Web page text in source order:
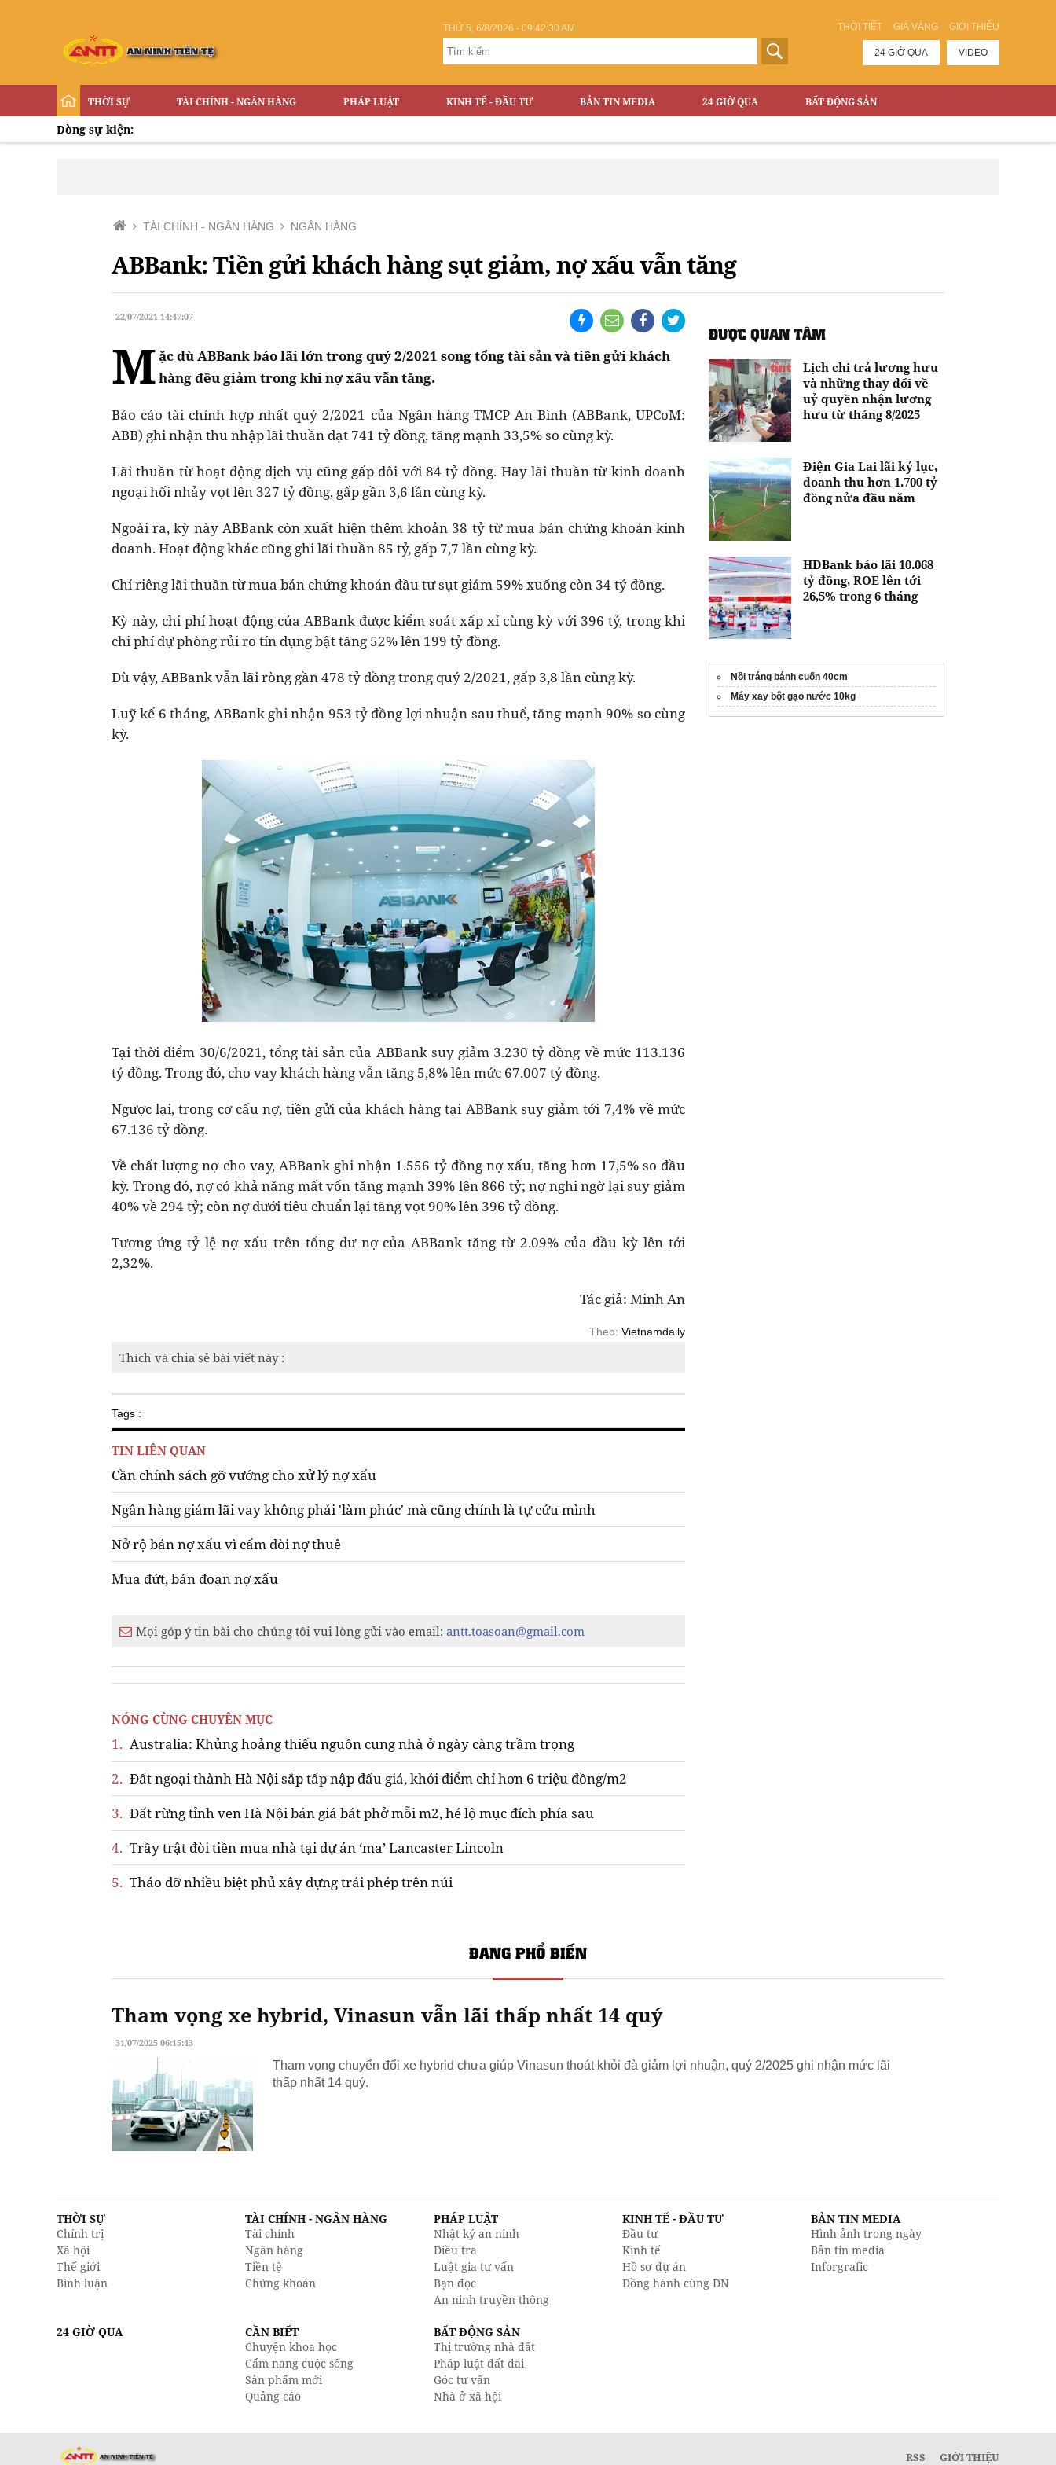
THỜI TIẾT GIÁ VÀNG GIỚI THIỆU
THỨ 5, 6/8/2026 - 09:42:31 AM
24 GIỜ QUA VIDEO
THỜI SỰ TÀI CHÍNH - NGÂN HÀNG PHÁP LUẬT KINH TẾ - ĐẦU TƯ BẢN TIN MEDIA 24 GIỜ QUA BẤT ĐỘNG SẢN
Dòng sự kiện:
TÀI CHÍNH - NGÂN HÀNG NGÂN HÀNG
ABBank: Tiền gửi khách hàng sụt giảm, nợ xấu vẫn tăng
22/07/2021 14:47:07
Mặc dù ABBank báo lãi lớn trong quý 2/2021 song tổng tài sản và tiền gửi khách
hàng đều giảm trong khi nợ xấu vẫn tăng.
Báo cáo tài chính hợp nhất quý 2/2021 của Ngân hàng TMCP An Bình (ABBank, UPCoM:
ABB) ghi nhận thu nhập lãi thuần đạt 741 tỷ đồng, tăng mạnh 33,5% so cùng kỳ.
Lãi thuần từ hoạt động dịch vụ cũng gấp đôi với 84 tỷ đồng. Hay lãi thuần từ kinh doanh
ngoại hối nhảy vọt lên 327 tỷ đồng, gấp gần 3,6 lần cùng kỳ.
Ngoài ra, kỳ này ABBank còn xuất hiện thêm khoản 38 tỷ từ mua bán chứng khoán kinh
doanh. Hoạt động khác cũng ghi lãi thuần 85 tỷ, gấp 7,7 lần cùng kỳ.
Chỉ riêng lãi thuần từ mua bán chứng khoán đầu tư sụt giảm 59% xuống còn 34 tỷ đồng.
Kỳ này, chi phí hoạt động của ABBank được kiểm soát xấp xỉ cùng kỳ với 396 tỷ, trong khi
chi phí dự phòng rủi ro tín dụng bật tăng 52% lên 199 tỷ đồng.
Dù vậy, ABBank vẫn lãi ròng gần 478 tỷ đồng trong quý 2/2021, gấp 3,8 lần cùng kỳ.
Luỹ kế 6 tháng, ABBank ghi nhận 953 tỷ đồng lợi nhuận sau thuế, tăng mạnh 90% so cùng
kỳ.
Tại thời điểm 30/6/2021, tổng tài sản của ABBank suy giảm 3.230 tỷ đồng về mức 113.136
tỷ đồng. Trong đó, cho vay khách hàng vẫn tăng 5,8% lên mức 67.007 tỷ đồng.
Ngược lại, trong cơ cấu nợ, tiền gửi của khách hàng tại ABBank suy giảm tới 7,4% về mức
67.136 tỷ đồng.
Về chất lượng nợ cho vay, ABBank ghi nhận 1.556 tỷ đồng nợ xấu, tăng hơn 17,5% so đầu
kỳ. Trong đó, nợ có khả năng mất vốn tăng mạnh 39% lên 866 tỷ; nợ nghi ngờ lại suy giảm
40% về 294 tỷ; còn nợ dưới tiêu chuẩn lại tăng vọt 90% lên 396 tỷ đồng.
Tương ứng tỷ lệ nợ xấu trên tổng dư nợ của ABBank tăng từ 2.09% của đầu kỳ lên tới
2,32%.
Tác giả: Minh An
Theo: Vietnamdaily
Thích và chia sẻ bài viết này :
Tags :
TIN LIÊN QUAN
Cần chính sách gỡ vướng cho xử lý nợ xấu
Ngân hàng giảm lãi vay không phải 'làm phúc' mà cũng chính là tự cứu mình
Nở rộ bán nợ xấu vì cấm đòi nợ thuê
Mua đứt, bán đoạn nợ xấu
Mọi góp ý tin bài cho chúng tôi vui lòng gửi vào email: antt.toasoan@gmail.com
NÓNG CÙNG CHUYÊN MỤC
1. Australia: Khủng hoảng thiếu nguồn cung nhà ở ngày càng trầm trọng
2. Đất ngoại thành Hà Nội sắp tấp nập đấu giá, khởi điểm chỉ hơn 6 triệu đồng/m2
3. Đất rừng tỉnh ven Hà Nội bán giá bát phở mỗi m2, hé lộ mục đích phía sau
4. Trầy trật đòi tiền mua nhà tại dự án ‘ma’ Lancaster Lincoln
5. Tháo dỡ nhiều biệt phủ xây dựng trái phép trên núi
ĐƯỢC QUAN TÂM
Lịch chi trả lương hưu
và những thay đổi về
uỷ quyền nhận lương
hưu từ tháng 8/2025
Điện Gia Lai lãi kỷ lục,
doanh thu hơn 1.700 tỷ
đồng nửa đầu năm
HDBank báo lãi 10.068
tỷ đồng, ROE lên tới
26,5% trong 6 tháng
Nồi tráng bánh cuốn 40cm
Máy xay bột gạo nước 10kg
ĐANG PHỔ BIẾN
Tham vọng xe hybrid, Vinasun vẫn lãi thấp nhất 14 quý
31/07/2025 06:15:43
Tham vọng chuyển đổi xe hybrid chưa giúp Vinasun thoát khỏi đà giảm lợi nhuận, quý 2/2025 ghi nhận mức lãi
thấp nhất 14 quý.
THỜI SỰ
Chính trị
Xã hội
Thế giới
Bình luận
TÀI CHÍNH - NGÂN HÀNG
Tài chính
Ngân hàng
Tiền tệ
Chứng khoán
PHÁP LUẬT
Nhật ký an ninh
Điều tra
Luật gia tư vấn
Bạn đọc
An ninh truyền thông
KINH TẾ - ĐẦU TƯ
Đầu tư
Kinh tế
Hồ sơ dự án
Đồng hành cùng DN
BẢN TIN MEDIA
Hình ảnh trong ngày
Bản tin media
Inforgrafic
24 GIỜ QUA
CẦN BIẾT
Chuyện khoa học
Cẩm nang cuộc sống
Sản phẩm mới
Quảng cáo
BẤT ĐỘNG SẢN
Thị trường nhà đất
Pháp luật đất đai
Góc tư vấn
Nhà ở xã hội
RSS GIỚI THIỆU